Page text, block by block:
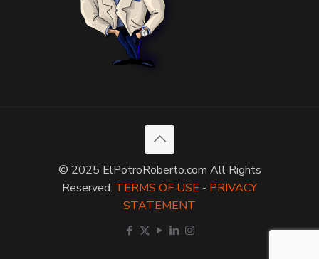
© 2025 ElPotroRoberto.com All Rights
Reserved. TERMS OF USE - PRIVACY
STATEMENT